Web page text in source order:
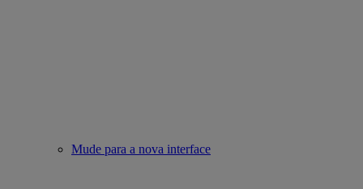
Mude para a nova interface